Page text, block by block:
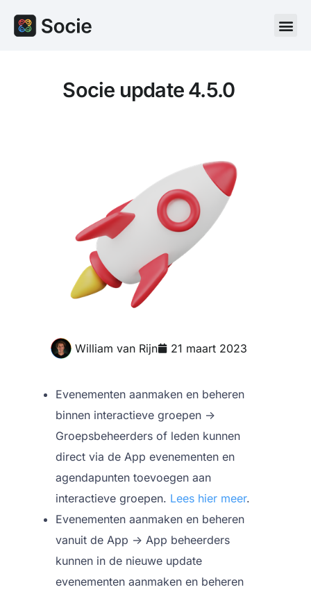
Socie update 4.5.0
William van Rijn 21 maart 2023
Evenementen aanmaken en beheren
binnen interactieve groepen ->
Groepsbeheerders of leden kunnen
direct via de App evenementen en
agendapunten toevoegen aan
interactieve groepen. Lees hier meer.
Evenementen aanmaken en beheren
vanuit de App -> App beheerders
kunnen in de nieuwe update
evenementen aanmaken en beheren